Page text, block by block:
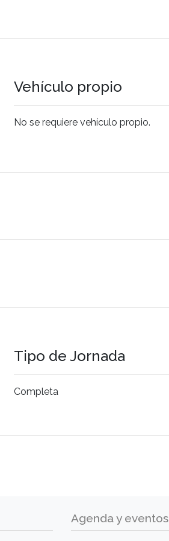
Vehículo propio
No se requiere vehículo propio.
Tipo de Jornada
Completa
Agenda y eventos